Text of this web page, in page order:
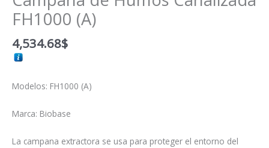
FH1000 (A)
4,534.68$
Modelos: FH1000 (A)
Marca: Biobase
La campana extractora se usa para proteger el entorno del